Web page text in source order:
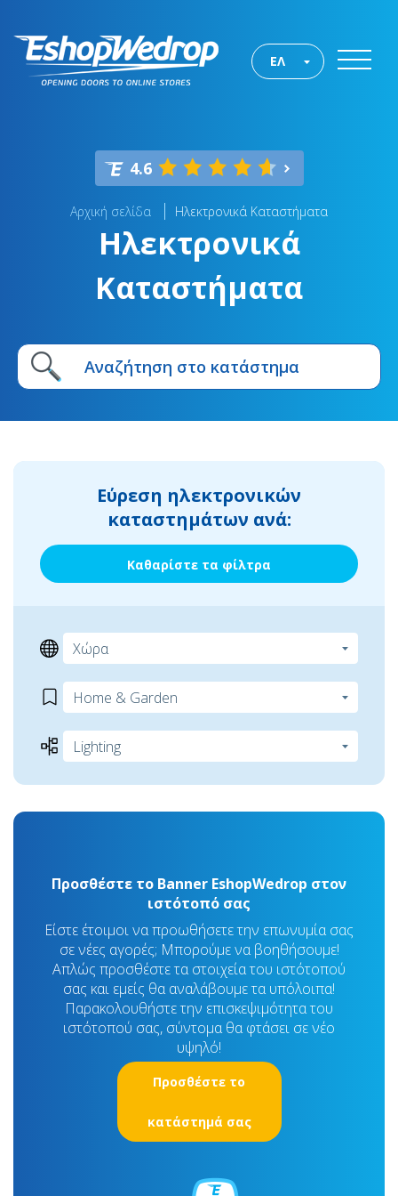
ΕΛ
4.6
Αρχική σελίδα Ηλεκτρονικά Καταστήματα
Ηλεκτρονικά
Καταστήματα
Εύρεση ηλεκτρονικών
καταστημάτων ανά:
Καθαρίστε τα φίλτρα
Προσθέστε το Banner EshopWedrop στον
ιστότοπό σας
Είστε έτοιμοι να προωθήσετε την επωνυμία σας
σε νέες αγορές; Μπορούμε να βοηθήσουμε!
Απλώς προσθέστε τα στοιχεία του ιστότοπού
σας και εμείς θα αναλάβουμε τα υπόλοιπα!
Παρακολουθήστε την επισκεψιμότητα του
ιστότοπού σας, σύντομα θα φτάσει σε νέο
υψηλό!
Προσθέστε το
κατάστημά σας